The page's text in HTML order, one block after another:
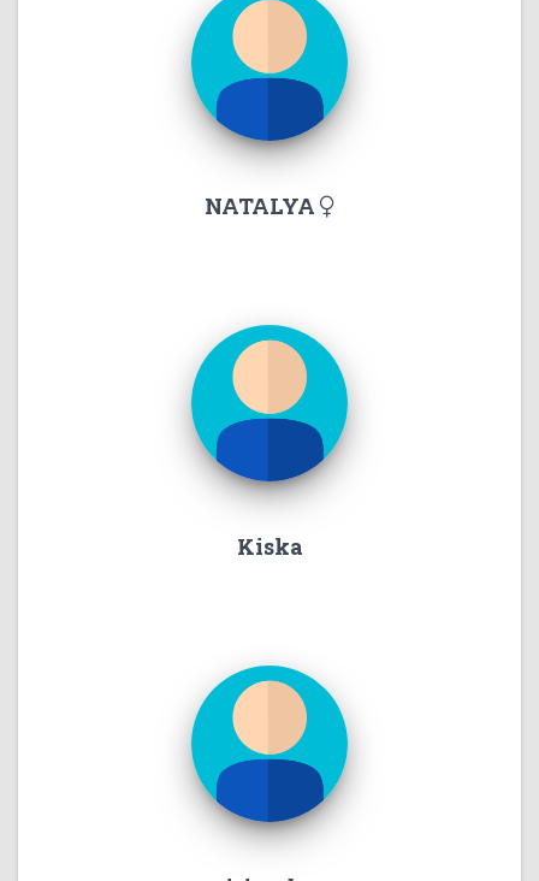
NATALYA
Kiska